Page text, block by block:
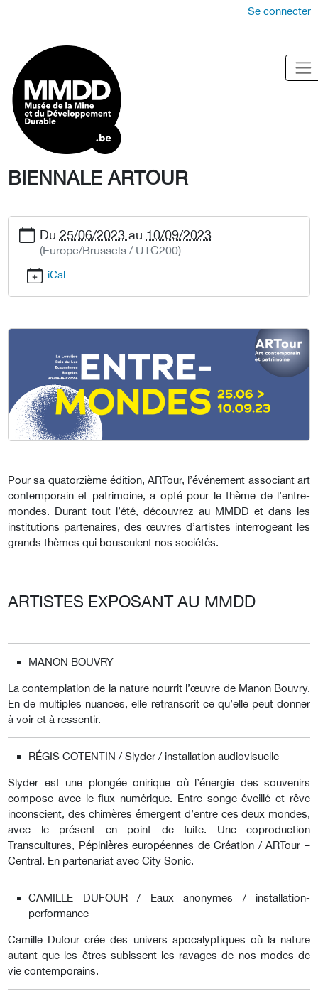
Se connecter
BIENNALE ARTOUR
Du 25/06/2023 au 10/09/2023
(Europe/Brussels / UTC200)
iCal
Pour sa quatorzième édition, ARTour, l’événement associant art
contemporain et patrimoine, a opté pour le thème de l’entre-
mondes. Durant tout l’été, découvrez au MMDD et dans les
institutions partenaires, des œuvres d’artistes interrogeant les
grands thèmes qui bousculent nos sociétés.
ARTISTES EXPOSANT AU MMDD
MANON BOUVRY
La contemplation de la nature nourrit l’œuvre de Manon Bouvry.
En de multiples nuances, elle retranscrit ce qu’elle peut donner
à voir et à ressentir.
RÉGIS COTENTIN / Slyder / installation audiovisuelle
Slyder est une plongée onirique où l’énergie des souvenirs
compose avec le flux numérique. Entre songe éveillé et rêve
inconscient, des chimères émergent d’entre ces deux mondes,
avec le présent en point de fuite. Une coproduction
Transcultures, Pépinières européennes de Création / ARTour –
Central. En partenariat avec City Sonic.
CAMILLE DUFOUR / Eaux anonymes / installation-
performance
Camille Dufour crée des univers apocalyptiques où la nature
autant que les êtres subissent les ravages de nos modes de
vie contemporains.